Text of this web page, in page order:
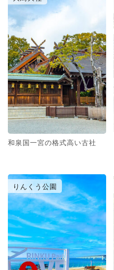
和泉国一宮の格式高い古社
りんくう公園